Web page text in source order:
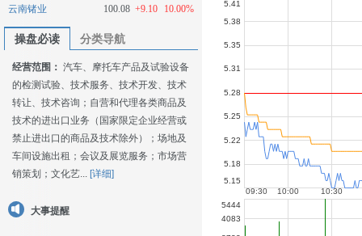
云南锗业
100.08 +9.10 10.00%
操盘必读 分类导航
经营范围： 汽车、摩托车产品及试验设备
的检测试验、技术服务、技术开发、技术
转让、技术咨询；自营和代理各类商品及
技术的进出口业务（国家限定企业经营或
禁止进出口的商品及技术除外）；场地及
车间设施出租；会议及展览服务；市场营
销策划；文化艺... [详细]
大事提醒